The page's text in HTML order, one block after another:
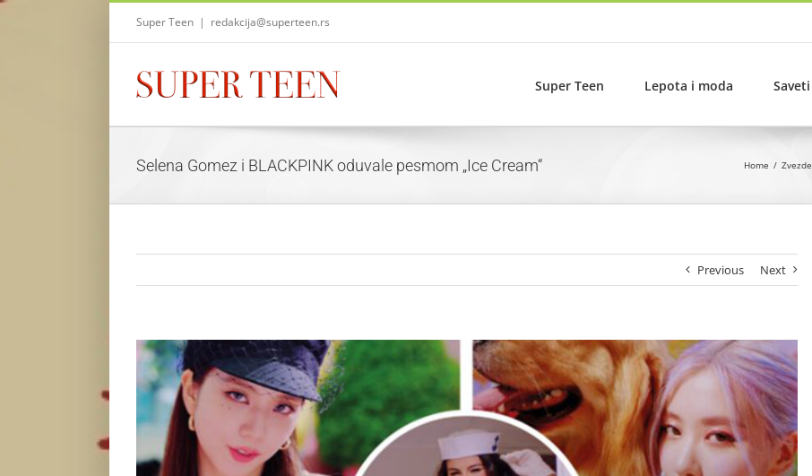
Skip
Super Teen | redakcija@superteen.rs
Super Teen Lepota i moda Saveti
Selena Gomez i BLACKPINK oduvale pesmom „Ice Cream“ Home Zvezde
Previous Next
View
Larger
Image